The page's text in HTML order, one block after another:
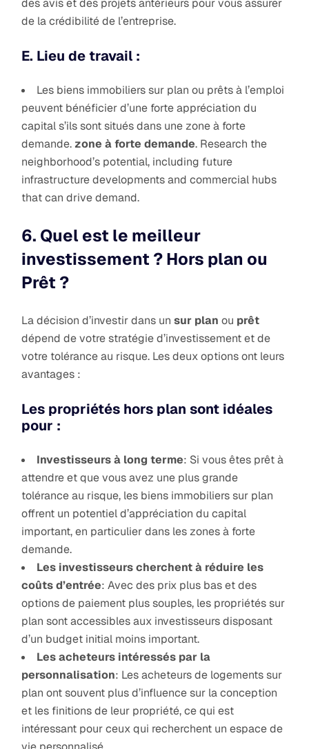
des avis et des projets antérieurs pour vous assurer
de la crédibilité de l’entreprise.
E. Lieu de travail :
Les biens immobiliers sur plan ou prêts à l’emploi
peuvent bénéficier d’une forte appréciation du
capital s’ils sont situés dans une zone à forte
demande. zone à forte demande. Research the
neighborhood’s potential, including future
infrastructure developments and commercial hubs
that can drive demand.
6. Quel est le meilleur
investissement ? Hors plan ou
Prêt ?
La décision d’investir dans unsur plan ou prêt
dépend de votre stratégie d’investissement et de
votre tolérance au risque. Les deux options ont leurs
avantages :
Les propriétés hors plan sont idéales
pour :
Investisseurs à long terme: Si vous êtes prêt à
attendre et que vous avez une plus grande
tolérance au risque, les biens immobiliers sur plan
offrent un potentiel d’appréciation du capital
important, en particulier dans les zones à forte
demande.
Les investisseurs cherchent à réduire les
coûts d’entrée: Avec des prix plus bas et des
options de paiement plus souples, les propriétés sur
plan sont accessibles aux investisseurs disposant
d’un budget initial moins important.
Les acheteurs intéressés par la
personnalisation: Les acheteurs de logements sur
plan ont souvent plus d’influence sur la conception
et les finitions de leur propriété, ce qui est
intéressant pour ceux qui recherchent un espace de